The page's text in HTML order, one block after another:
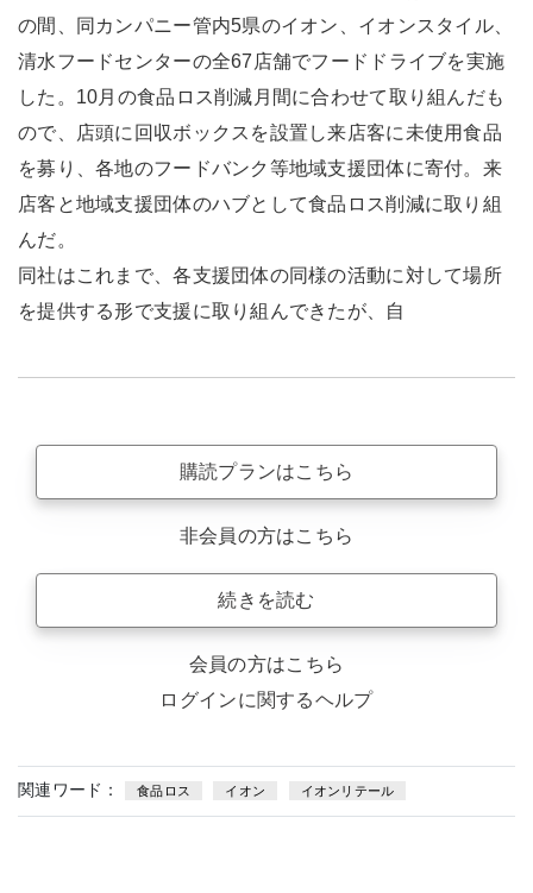
の間、同カンパニー管内5県のイオン、イオンスタイル、
清水フードセンターの全67店舗でフードドライブを実施
した。10月の食品ロス削減月間に合わせて取り組んだも
ので、店頭に回収ボックスを設置し来店客に未使用食品
を募り、各地のフードバンク等地域支援団体に寄付。来
店客と地域支援団体のハブとして食品ロス削減に取り組
んだ。
同社はこれまで、各支援団体の同様の活動に対して場所
を提供する形で支援に取り組んできたが、自
購読プランはこちら
非会員の方はこちら
続きを読む
会員の方はこちら
ログインに関するヘルプ
関連ワード： 食品ロス イオン イオンリテール